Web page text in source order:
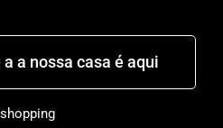
a nossa casa é aqui